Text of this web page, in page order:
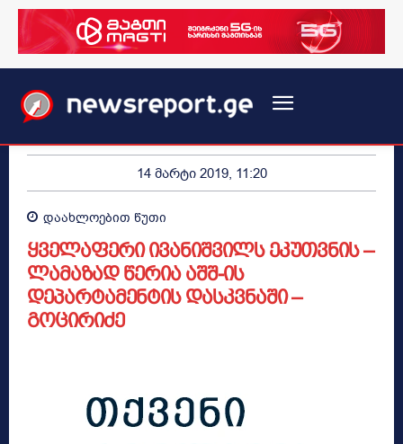
14 მარტი 2019, 11:20
დაახლოებით წუთი
ყველაფერი ივანიშვილს ეკუთვნის –
ლამაზად წერია აშშ-ის
დეპარტამენტის დასკვნაში –
გოცირიძე